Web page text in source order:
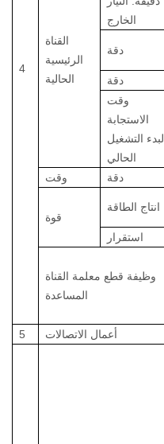
4
القناة
الرئيسية
الحالية
الخارج
دقة
دقة
وقت
الاستجابة
لبدء التشغيل
الحالي
وقت دقة
قوة
انتاج الطاقة
استقرار
وظيفة قطع معلمة القناة
المساعدة
5
أعمال الاتصالات